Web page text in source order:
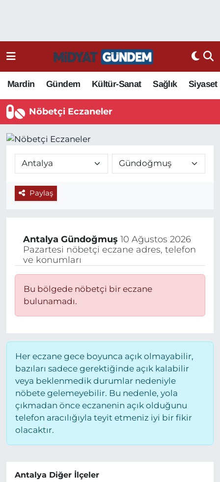
Mardin Gündem Kültür-Sanat Sağlık Siyaset
Nöbetçi Eczaneler
Paylaş
Antalya Gündoğmuş 10 Ağustos 2026
Pazartesi nöbetçi eczane adres, telefon
ve konumları
Bu bölgede nöbetçi bir eczane
bulunamadı.
Her eczane gece boyunca açık olmayabilir,
bazıları sadece gerektiğinde açık kalabilir
veya beklenmedik durumlar nedeniyle
nöbete gelemeyebilir. Bu nedenle, yola
çıkmadan önce eczanenin açık olduğunu
telefon aracılığıyla teyit etmeniz iyi bir fikir
olacaktır.
Antalya Diğer İlçeler